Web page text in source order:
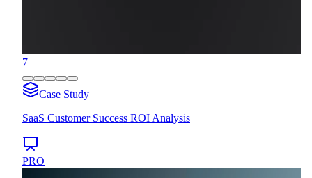
7
Case Study
SaaS Customer Success ROI Analysis
PRO